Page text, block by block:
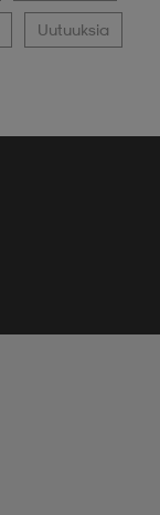
Uutuuksia